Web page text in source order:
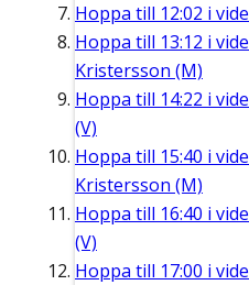
Hoppa till 12:02 i
Hoppa till 13:12 i
Kristersson (M)
Hoppa till 14:22 i
(V)
Hoppa till 15:40 i
Kristersson (M)
Hoppa till 16:40 i
(V)
Hoppa till 17:00 i